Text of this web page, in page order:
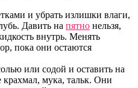
и убрать излишки влаги,
Давить на пятно нельзя,
внутрь. Менять
пока они остаются
или содой и оставить на
крахмал, мука, тальк. Они